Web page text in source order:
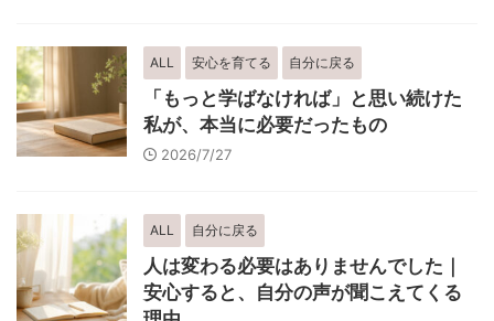
ALL 安心を育てる 自分に戻る
「もっと学ばなければ」と思い続けた
私が、本当に必要だったもの
2026/7/27
ALL 自分に戻る
人は変わる必要はありませんでした｜
安心すると、自分の声が聞こえてくる